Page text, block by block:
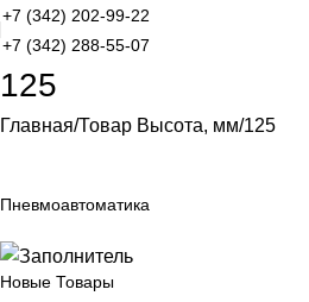
+7 (342) 202-99-22
+7 (342) 288-55-07
125
Главная Товар Высота, мм 125
Пневмоавтоматика
Новые Товары